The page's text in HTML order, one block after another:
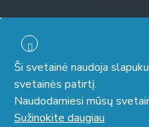
Ši svetainė naudoja
svetainės patirtį.
Naudodamiesi mūsų
Sužinokite daugiau